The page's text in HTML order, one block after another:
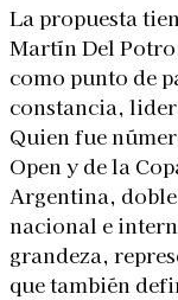
La propuesta
Martín Del
como punto de
constancia,
Quien fue
Open y de la
Argentina,
nacional e
grandeza,
que también